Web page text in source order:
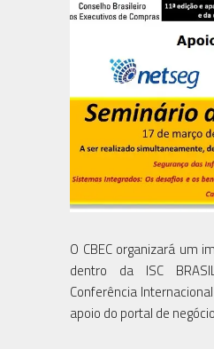
O CBEC organizará um
dentro da ISC
Conferência
apoio do portal de